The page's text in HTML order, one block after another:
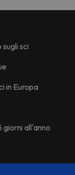
sci
in Europa
giorni all'anno